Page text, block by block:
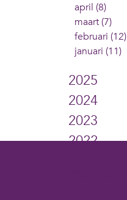
april (8)
maart (7)
februari (12)
januari (11)
2025
2024
2023
2022